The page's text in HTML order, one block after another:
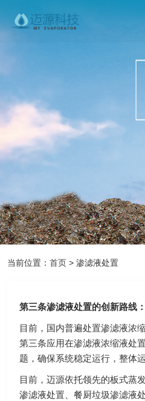
当前位置： 首页 > 渗滤液处置
第三条渗滤液处置的创新路线：
目前，国内普遍处置渗滤液浓
第三条应用在渗滤液浓缩液处
题，确保系统稳定运行，整体
目前，迈源依托领先的板式蒸
渗滤液处置、餐厨垃圾渗滤液